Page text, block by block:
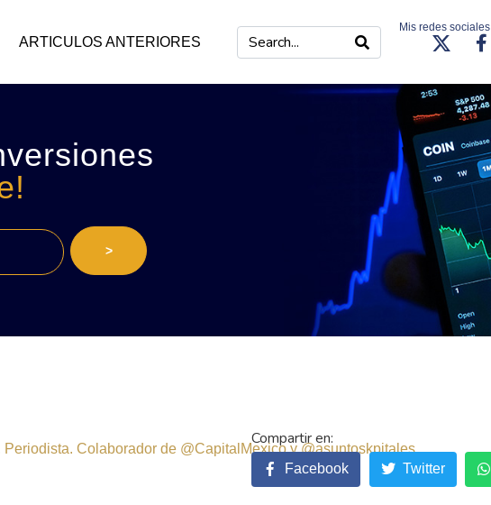
ARTICULOS ANTERIORES
Mis redes sociales
>
Colaborador de @CapitalMexico y @asuntoskpitales
Facebook Twitter